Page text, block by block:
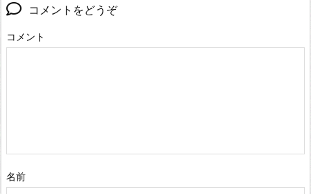
コメントをどうぞ
コメント
名前